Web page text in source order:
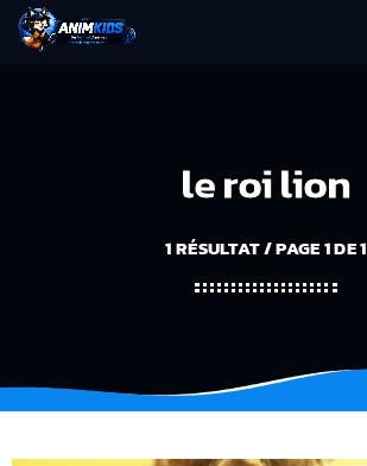
le roi lion
1 RÉSULTAT / PAGE 1 DE 1